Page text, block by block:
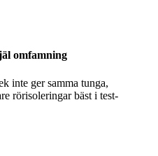
omfamning
inte ger samma tunga,
rörisoleringar bäst i test-